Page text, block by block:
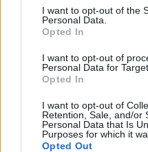
I want to opt-out of the
Personal Data.
Opted In
I want to opt-out of
Personal Data for
Opted In
I want to opt-out of
Retention, Sale, and/or
Personal Data that Is
Purposes for which it
Opted Out